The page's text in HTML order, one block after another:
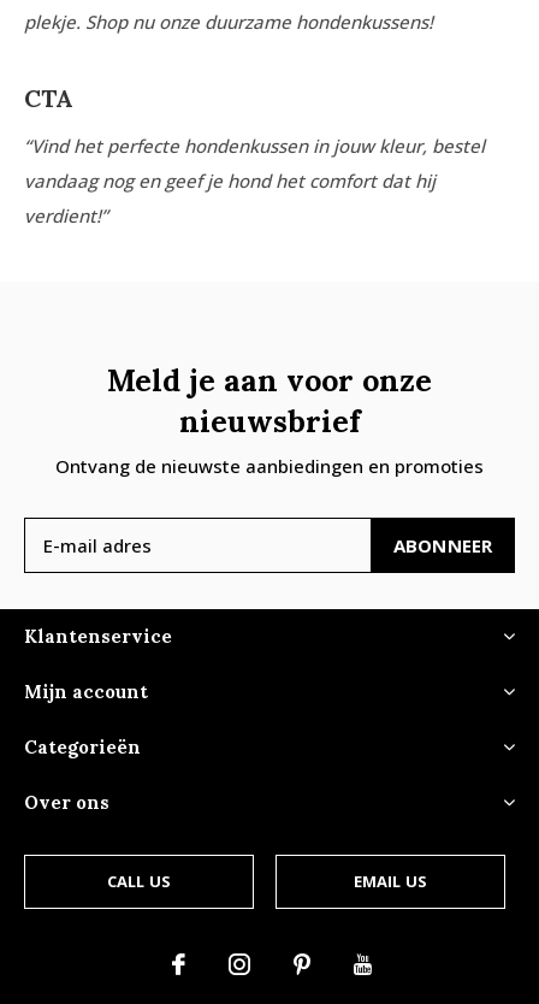
plekje. Shop nu onze duurzame hondenkussens!
CTA
“Vind het perfecte hondenkussen in jouw kleur, bestel
vandaag nog en geef je hond het comfort dat hij
verdient!”
Meld je aan voor onze
nieuwsbrief
Ontvang de nieuwste aanbiedingen en promoties
ABONNEER
Klantenservice
Mijn account
Categorieën
Over ons
CALL US EMAIL US